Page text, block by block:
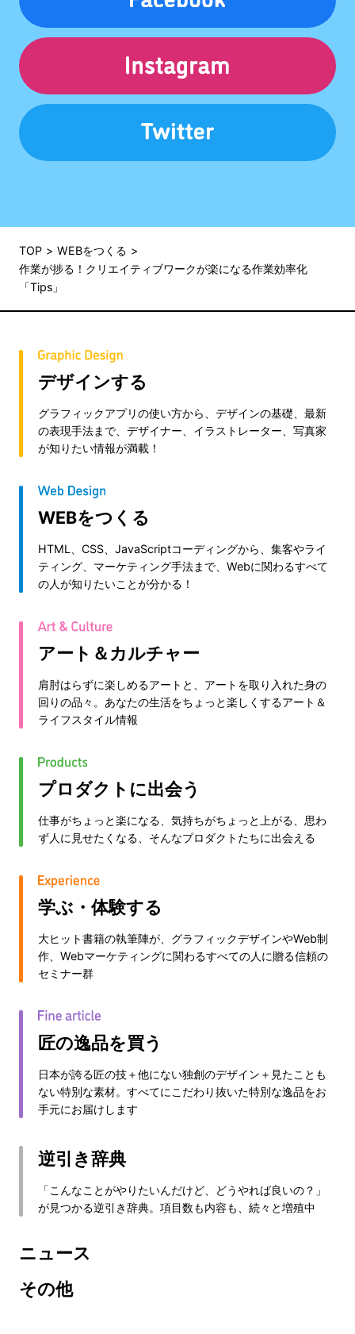
TOP
WEBをつくる
作業が捗る！クリエイティブワークが楽になる作業効率化
「Tips」
デザインする
グラフィックアプリの使い方から、デザインの基礎、最新
の表現手法まで、デザイナー、イラストレーター、写真家
が知りたい情報が満載！
WEBをつくる
HTML、CSS、JavaScriptコーディングから、集客やライ
ティング、マーケティング手法まで、Webに関わるすべて
の人が知りたいことが分かる！
アート＆カルチャー
肩肘はらずに楽しめるアートと、アートを取り入れた身の
回りの品々。あなたの生活をちょっと楽しくするアート＆
ライフスタイル情報
プロダクトに出会う
仕事がちょっと楽になる、気持ちがちょっと上がる、思わ
ず人に見せたくなる、そんなプロダクトたちに出会える
学ぶ・体験する
大ヒット書籍の執筆陣が、グラフィックデザインやWeb制
作、Webマーケティングに関わるすべての人に贈る信頼の
セミナー群
匠の逸品を買う
日本が誇る匠の技＋他にない独創のデザイン＋見たことも
ない特別な素材。すべてにこだわり抜いた特別な逸品をお
手元にお届けします
逆引き辞典
「こんなことがやりたいんだけど、どうやれば良いの？」
が見つかる逆引き辞典。項目数も内容も、続々と増殖中
ニュース
その他